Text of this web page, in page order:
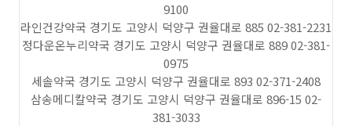
9100
라인건강약국 경기도 고양시 덕양구 권율대로 885 02-381-2231
정다운온누리약국 경기도 고양시 덕양구 권율대로 889 02-381-
0975
세솔약국 경기도 고양시 덕양구 권율대로 893 02-371-2408
삼송메디칼약국 경기도 고양시 덕양구 권율대로 896-15 02-
381-3033